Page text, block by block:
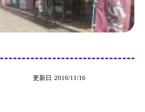
更新日 2016/11/16